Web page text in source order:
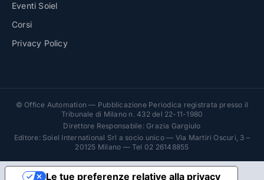
Eventi Soiel
Corsi
Privacy Policy
© Office Automation — Pubblicazione Periodica registrata presso il
Tribunale di Milano n. 432 del 22-11-1980
Direttore Responsabile: Grazia Gargiulo
Editore: Soiel International Srl a socio unico — Via Martiri Oscuri, 3 –
20125 Milano — Tel 02 26148855
Le tue preferenze relative alla privacy